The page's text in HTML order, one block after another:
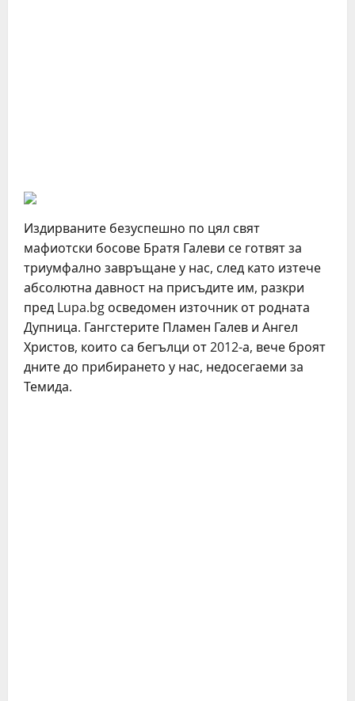
Издирваните безуспешно по цял свят
мафиотски босове Братя Галеви се готвят за
триумфално завръщане у нас, след като изтече
абсолютна давност на присъдите им, разкри
пред Lupa.bg осведомен източник от родната
Дупница. Гангстерите Пламен Галев и Ангел
Христов, които са бегълци от 2012-а, вече броят
дните до прибирането у нас, недосегаеми за
Темида.